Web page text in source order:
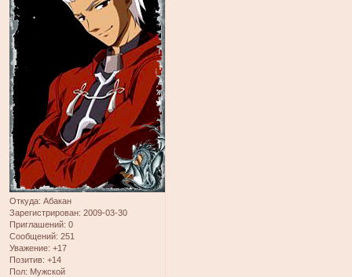
Откуда: Абакан
Зарегистрирован: 2009-03-30
Приглашений: 0
Сообщений: 251
Уважение: +17
Позитив: +14
Пол: Мужской